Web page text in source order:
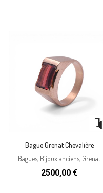
Bague Grenat Chevalière
Bagues, Bijoux anciens, Grenat
2500,00 €